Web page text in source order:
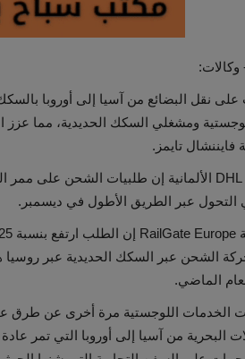
على نقل البضائع من آسيا إلى أوروبا
ومشغلي السكك الحديدية، مما عزز
فايننشال تايمز.
التحول عبر الطريق الأطول في ديسمبر.
الماضي.
الخدمات اللوجستية مرة أخرى عن طرق
البحرية من آسيا إلى أوروبا التي تمر